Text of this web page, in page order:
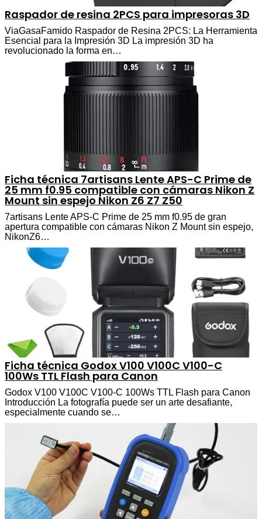
Raspador de resina 2PCS para impresoras 3D
ViaGasaFamido Raspador de Resina 2PCS: La Herramienta
Esencial para la Impresión 3D La impresión 3D ha
revolucionado la forma en…
Ficha técnica 7artisans Lente APS-C Prime de
25 mm f0.95 compatible con cámaras Nikon Z
Mount sin espejo Nikon Z6 Z7 Z50
7artisans Lente APS-C Prime de 25 mm f0.95 de gran
apertura compatible con cámaras Nikon Z Mount sin espejo,
NikonZ6…
Ficha técnica Godox V100 V100C V100-C
100Ws TTL Flash para Canon
Godox V100 V100C V100-C 100Ws TTL Flash para Canon
Introducción La fotografía puede ser un arte desafiante,
especialmente cuando se…